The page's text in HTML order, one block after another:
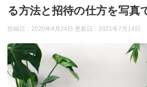
る方法と招待の仕方を写真
投稿日：2020年4月24日 更新日： 2021年7月14日